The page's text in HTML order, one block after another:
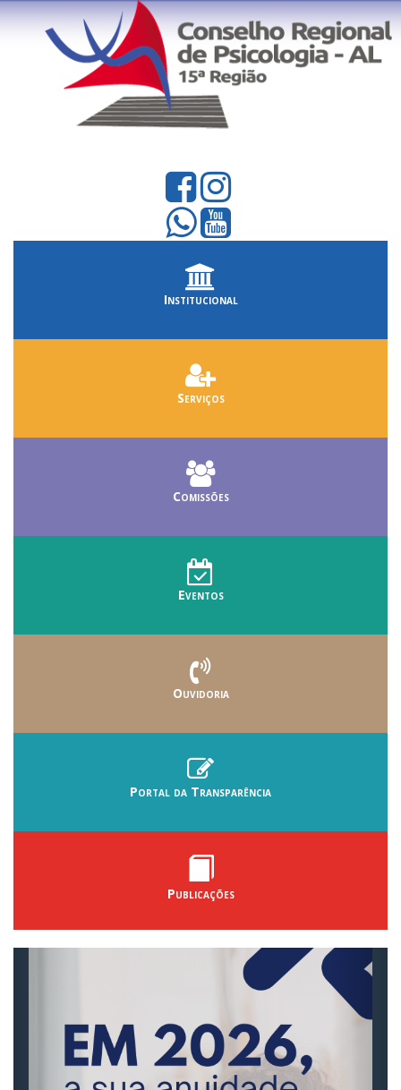
Institucional
Serviços
Comissões
Eventos
Ouvidoria
Portal da Transparência
Publicações